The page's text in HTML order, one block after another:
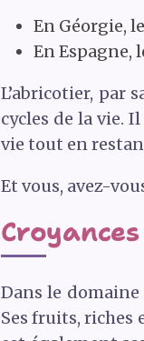
En Géorgie,
En Espagne,
L’abricotier, par
cycles de la vie.
vie tout en
Et vous, avez-
Dans le
Ses fruits, riches